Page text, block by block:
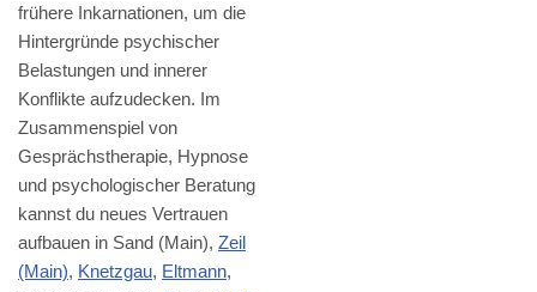
frühere Inkarnationen, um die
Hintergründe psychischer
Belastungen und innerer
Konflikte aufzudecken. Im
Zusammenspiel von
Gesprächstherapie, Hypnose
und psychologischer Beratung
kannst du neues Vertrauen
aufbauen in Sand (Main), Zeil
(Main), Knetzgau, Eltmann,